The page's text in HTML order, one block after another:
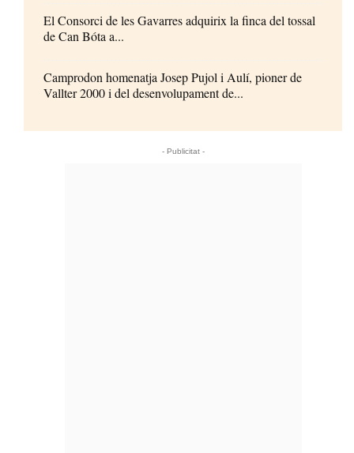
El Consorci de les Gavarres adquirix la finca del tossal
de Can Bóta a...
Camprodon homenatja Josep Pujol i Aulí, pioner de
Vallter 2000 i del desenvolupament de...
- Publicitat -